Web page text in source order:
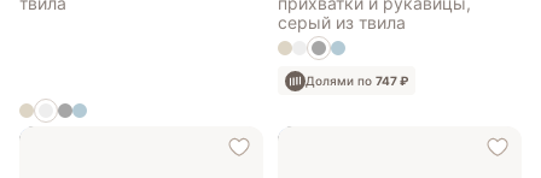
серый из твила
Долями по 747 ₽